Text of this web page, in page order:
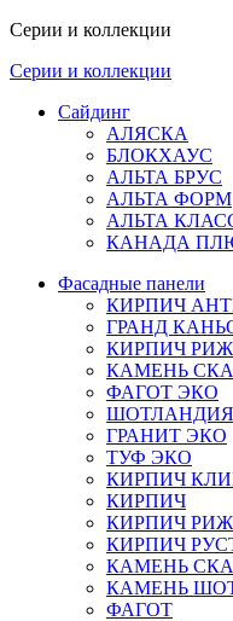
Серии и коллекции
Серии и коллекции
Сайдинг
АЛЯСКА
БЛОКХАУС
АЛЬТА БРУС
АЛЬТА ФОРМ
АЛЬТА
КАНАДА
Фасадные панели
КИРПИЧ
ГРАНД
КИРПИЧ
КАМЕНЬ
ФАГОТ ЭКО
ГРАНИТ ЭКО
ТУФ ЭКО
КИРПИЧ
КИРПИЧ
КИРПИЧ
КИРПИЧ
КАМЕНЬ
КАМЕНЬ
ФАГОТ